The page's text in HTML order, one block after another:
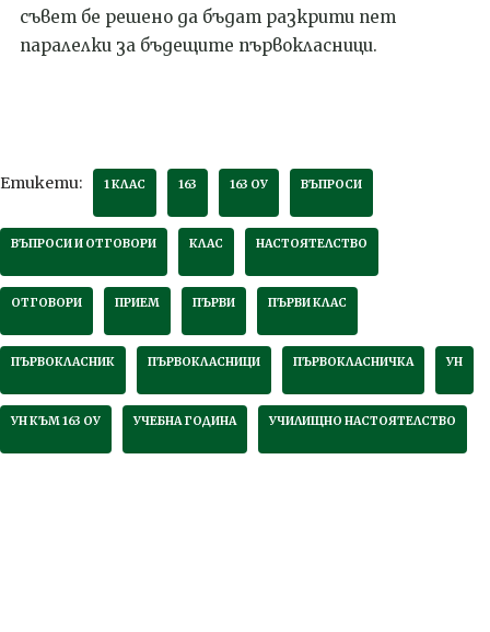
съвет бе решено да бъдат разкрити пет
паралелки за бъдещите първокласници.
Етикети: 1 КЛАС 163 163 ОУ ВЪПРОСИ
ВЪПРОСИ И ОТГОВОРИ КЛАС НАСТОЯТЕЛСТВО
ОТГОВОРИ ПРИЕМ ПЪРВИ ПЪРВИ КЛАС
ПЪРВОКЛАСНИК ПЪРВОКЛАСНИЦИ ПЪРВОКЛАСНИЧКА УН
УН КЪМ 163 ОУ УЧЕБНА ГОДИНА УЧИЛИЩНО НАСТОЯТЕЛСТВО